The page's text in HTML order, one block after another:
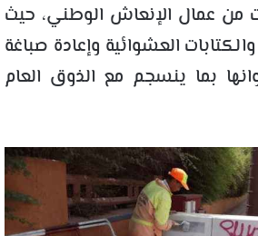
من عمال الإنعاش الوطني، حيث
العشوائية وإعادة صباغة
بما ينسجم مع الذوق العام